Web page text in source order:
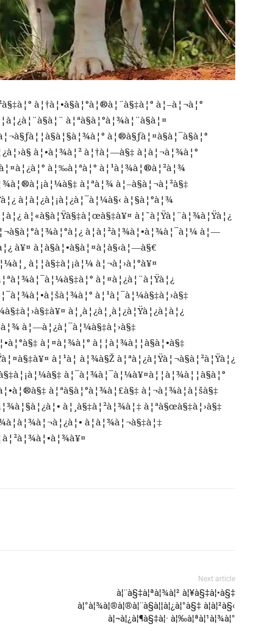
à¦†à¦•à§à¦°à¦®à¦¨à§‡à¦° à¦–à¦¬à¦°
à¦ªà§à¦°à¦¾à¦¨à§à¦¤
à¦®à§ƒà¦¤à§à¦¯à§à¦°
à¦•à¦¾à¦² à¦†à¦—à§‡ à¦à¦¬à¦¾à¦°
à¦‰à¦ªà¦° à¦¹à¦¾à¦®à¦²à¦¾
à¦ªà¦¾ à¦–à§à¦¬à¦²à§‡
à¦­à¦¿à¦¡à¦¿à¦¯à¦¼à§‹ à¦§à¦°à¦¾
à¦«à§à¦Ÿà§‡à¦œà§‡à¥¤ à¦˜à¦Ÿà¦¨à¦¾à¦Ÿà¦¿
à¦à¦²à¦¾à¦•à¦¾à¦¯à¦¼ à¦—
à¥¤ à¦­à§à¦•à§à¦¤à¦­à§‹à¦—à§€
à¦¦à§‡à¦¡à¦¼ à¦¬à¦›à¦°à¥¤
à¦¤à¦¿à¦¨à¦Ÿà¦¿
à¦¹à¦¯à¦¼à§‡à¦›à§‡
à¦¸à¦¿à¦¸à¦¿à¦Ÿà¦¿à¦­à¦¿
à¦—à¦¿à¦¯à¦¼à§‡à¦›à§‡
à¦¤à¦¾à¦° à¦¦à¦¾à¦¦à§à¦•à§‡
à¦¹à¦ à¦¾à§Ž à¦ªà¦¿à¦Ÿà¦¬à§à¦²à¦Ÿà¦¿
à¦¯à¦¾à¦¯à¦¼à¥¤à¦¦à¦¾à¦¦à§à¦°
à¦ªà§à¦°à¦¾à¦£à§‡ à¦¬à¦¾à¦à¦šà§‡
à¦¸à§‡à¦²à¦¾à¦‡ à¦ªà§œà§‡à¦›à§‡
à¦­à¦¾à¦¬à§‡à¦‡
Next article
à¦¨à§‡à¦ªà¦¾à¦² à¦¥à§‡à¦•à§‡
à¦°à¦¾à¦®à¦®à¦¨à§à¦¦à¦¿à¦°à§‡ à¦à¦²à§‹
à¦¬à¦¿à¦¶à§‡à¦· à¦‰à¦ªà¦¹à¦¾à¦°